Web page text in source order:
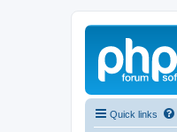
Quick links